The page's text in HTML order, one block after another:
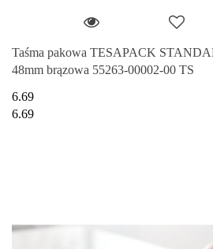
Taśma pakowa TESAPACK
48mm brązowa 55263-00002-00 TS
6.69
6.69